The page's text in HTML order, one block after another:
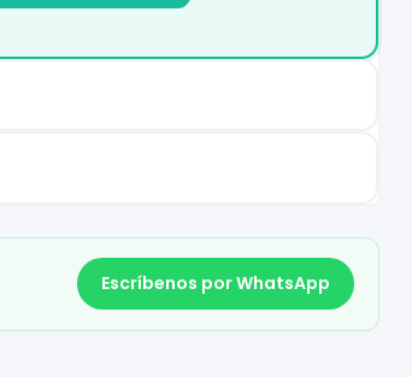
Escríbenos por WhatsApp